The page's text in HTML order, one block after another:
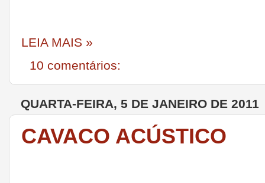
LEIA MAIS »
10 comentários:
QUARTA-FEIRA, 5 DE JANEIRO DE 2011
CAVACO ACÚSTICO